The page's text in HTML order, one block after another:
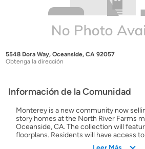
5548 Dora Way, Oceanside, CA 92057
Obtenga la dirección
Información de la Comunidad
Monterey is a new community now
story homes at the North River Farms
Oceanside, CA. The collection will
floorplans. Residents will have access
including swimming pools, a fitness